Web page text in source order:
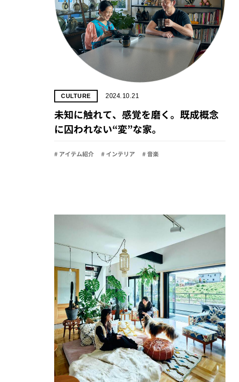
CULTURE 2024.10.21
未知に触れて、感覚を磨く。既成概念
に囚われない“変”な家。
# アイテム紹介 # インテリア # 音楽